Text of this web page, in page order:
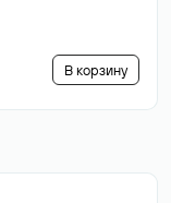
В корзину